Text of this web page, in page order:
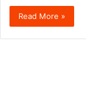
Read More »